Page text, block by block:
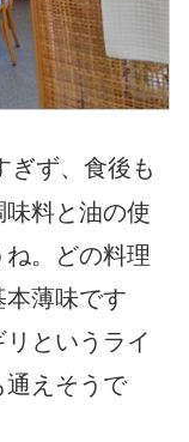
ぎず、食後も
料と油の使
。どの料理
薄味です
というライ
通えそうで